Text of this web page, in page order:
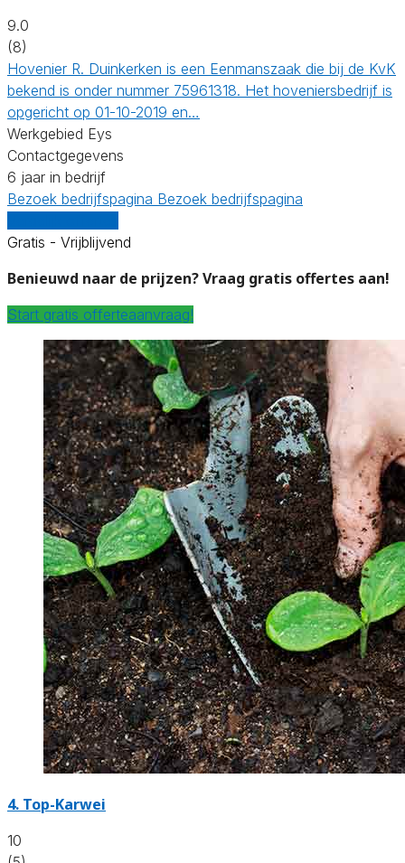
9.0
(8)
Hovenier R. Duinkerken is een Eenmanszaak die bij de KvK
bekend is onder nummer 75961318. Het hoveniersbedrijf is
opgericht op 01-10-2019 en…
Werkgebied Eys
Contactgegevens
6 jaar in bedrijf
Bezoek bedrijfspagina Bezoek bedrijfspagina
Gratis - Vrijblijvend
Benieuwd naar de prijzen? Vraag gratis offertes aan!
Start gratis offerteaanvraag!
4. Top-Karwei
10